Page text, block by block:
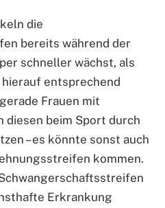
die
bereits während der
schneller wächst, als
entsprechend
Frauen mit
diesen beim Sport durch
– es könnte sonst auch
kommen.
Erkrankung